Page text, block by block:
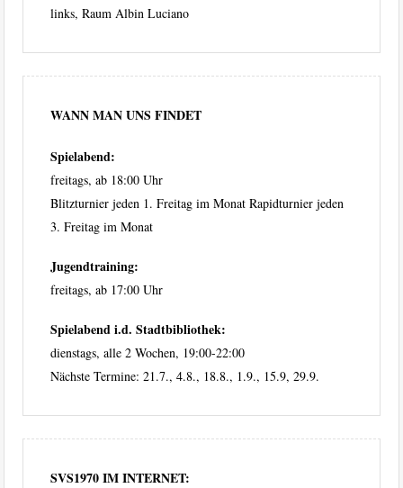
links, Raum Albin Luciano
WANN MAN UNS FINDET
Spielabend:
freitags, ab 18:00 Uhr
Blitzturnier jeden 1. Freitag im Monat Rapidturnier jeden
3. Freitag im Monat
Jugendtraining:
freitags, ab 17:00 Uhr
Spielabend i.d. Stadtbibliothek:
dienstags, alle 2 Wochen, 19:00-22:00
Nächste Termine: 21.7., 4.8., 18.8., 1.9., 15.9, 29.9.
SVS1970 IM INTERNET: